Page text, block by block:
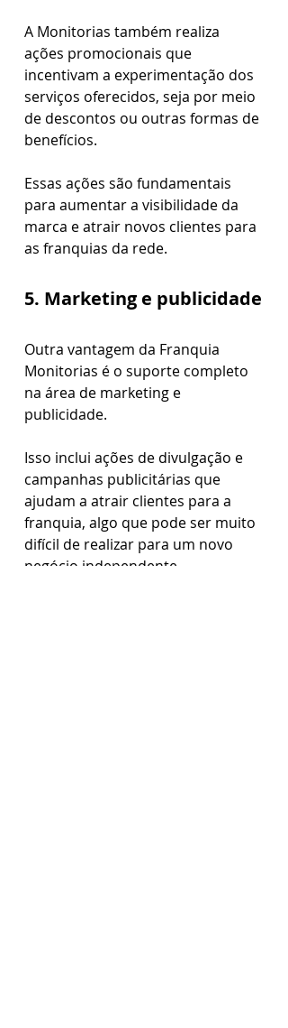
A Monitorias também realiza
ações promocionais que
incentivam a experimentação dos
serviços oferecidos, seja por meio
de descontos ou outras formas de
benefícios.
Essas ações são fundamentais
para aumentar a visibilidade da
marca e atrair novos clientes para
as franquias da rede.
5. Marketing e publicidade
Outra vantagem da Franquia
Monitorias é o suporte completo
na área de marketing e
publicidade.
Isso inclui ações de divulgação e
campanhas publicitárias que
ajudam a atrair clientes para a
franquia, algo que pode ser muito
difícil de realizar para um novo
negócio independente.